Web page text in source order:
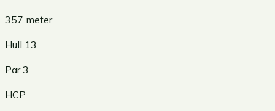
357 meter
Hull 13
Par3
HCP